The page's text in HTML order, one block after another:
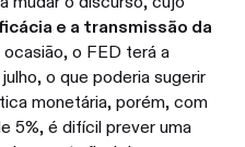
e a transmissão da
o FED terá a
o que poderia sugerir
monetária, porém, com
5%, é difícil prever uma